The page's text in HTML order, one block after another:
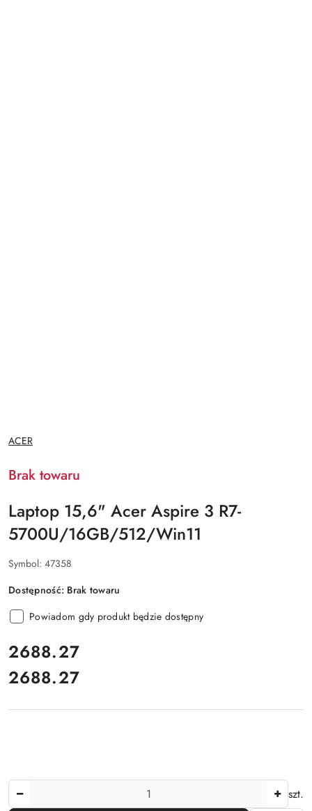
NAZWA
PRODUCENTA:
ACER
Brak towaru
Laptop 15,6" Acer Aspire 3 R7-
5700U/16GB/512/Win11
Symbol: 47358
Dostępność: Brak towaru
Powiadom gdy produkt będzie dostępny
cena:
2688.27
Cena:
2688.27
szt.